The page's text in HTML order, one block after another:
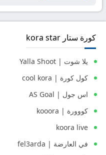
كورة ستار kora star
يلا شوت | Yalla Shoot
كول كورة | cool kora
اس جول | AS Goal
كووورة | kooora
koora live
في العارضة | fel3arda